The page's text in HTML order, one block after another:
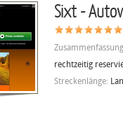
Sixt -
rechtzeitig
Streckenlänge: